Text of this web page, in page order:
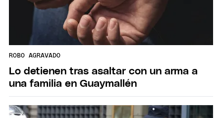
ROBO AGRAVADO
Lo detienen tras asaltar con un arma a
una familia en Guaymallén